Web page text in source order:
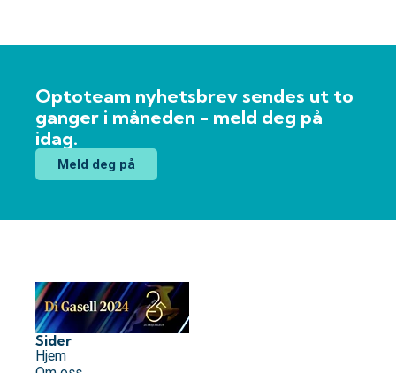
Optoteam nyhetsbrev sendes ut to
ganger i måneden - meld deg på
idag.
Meld deg på
Sider
Hjem